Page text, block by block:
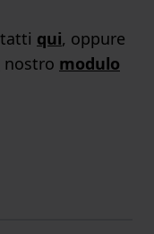
qui, oppure
nostro modulo